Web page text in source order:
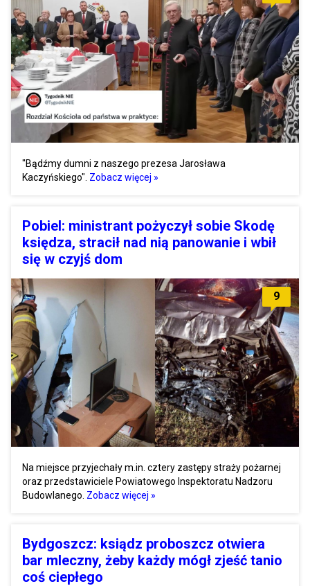
"Bądźmy dumni z naszego prezesa Jarosława
Kaczyńskiego". Zobacz więcej »
Pobiel: ministrant pożyczył sobie Skodę
księdza, stracił nad nią panowanie i wbił
się w czyjś dom
9
Na miejsce przyjechały m.in. cztery zastępy straży pożarnej
oraz przedstawiciele Powiatowego Inspektoratu Nadzoru
Budowlanego. Zobacz więcej »
Bydgoszcz: ksiądz proboszcz otwiera
bar mleczny, żeby każdy mógł zjeść tanio
coś ciepłego